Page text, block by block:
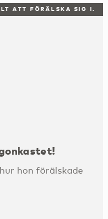
ATT FÖRÄLSKA SIG I.
hon förälskade